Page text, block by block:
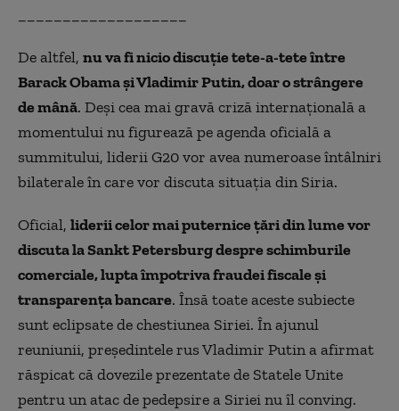
De altfel, nu va fi nicio discuţie tete-a-tete între
Barack Obama şi Vladimir Putin, doar o strângere
de mână. Deşi cea mai gravă criză internaţională a
momentului nu figurează pe agenda oficială a
summitului, liderii G20 vor avea numeroase întâlniri
bilaterale în care vor discuta situaţia din Siria.
Oficial, liderii celor mai puternice ţări din lume vor
discuta la Sankt Petersburg despre schimburile
comerciale, lupta împotriva fraudei fiscale şi
transparenţa bancare. Însă toate aceste subiecte
sunt eclipsate de chestiunea Siriei. În ajunul
reuniunii, preşedintele rus Vladimir Putin a afirmat
răspicat că dovezile prezentate de Statele Unite
pentru un atac de pedepsire a Siriei nu îl conving.